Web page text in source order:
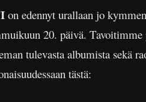
on edennyt urallaan jo
20. päivä. Tavoitimme
tulevasta albumista sekä
tästä: